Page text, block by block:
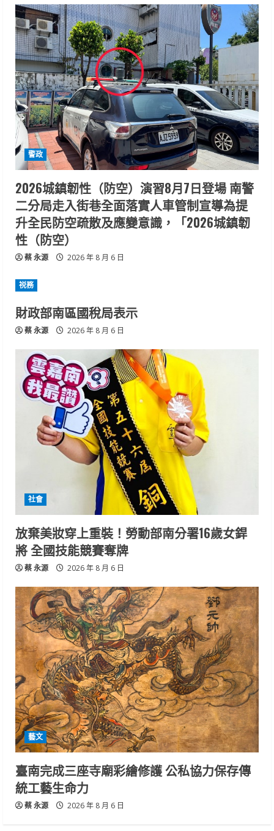
警政
2026城鎮韌性（防空）演習8月7日登場 南警
二分局走入街巷全面落實人車管制宣導為提
升全民防空疏散及應變意識，「2026城鎮韌
性（防空）
蔡 永源 2026 年 8 月 6 日
祱務
財政部南區國稅局表示
蔡 永源 2026 年 8 月 6 日
社會
放棄美妝穿上重裝！勞動部南分署16歲女銲
將 全國技能競賽奪牌
蔡 永源 2026 年 8 月 6 日
藝文
臺南完成三座寺廟彩繪修護 公私協力保存傳
統工藝生命力
蔡 永源 2026 年 8 月 6 日